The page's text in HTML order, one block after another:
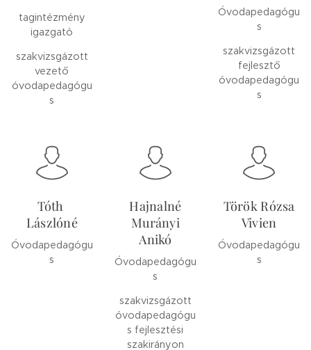
tagintézmény
igazgató
szakvizsgázott
vezető
óvodapedagógu
s
Óvodapedagógu
s
szakvizsgázott
fejlesztő
óvodapedagógu
s
Tóth
Lászlóné
Óvodapedagógu
s
Hajnalné
Murányi
Anikó
Óvodapedagógu
s
szakvizsgázott
óvodapedagógu
s fejlesztési
szakirányon
Török Rózsa
Vivien
Óvodapedagógu
s